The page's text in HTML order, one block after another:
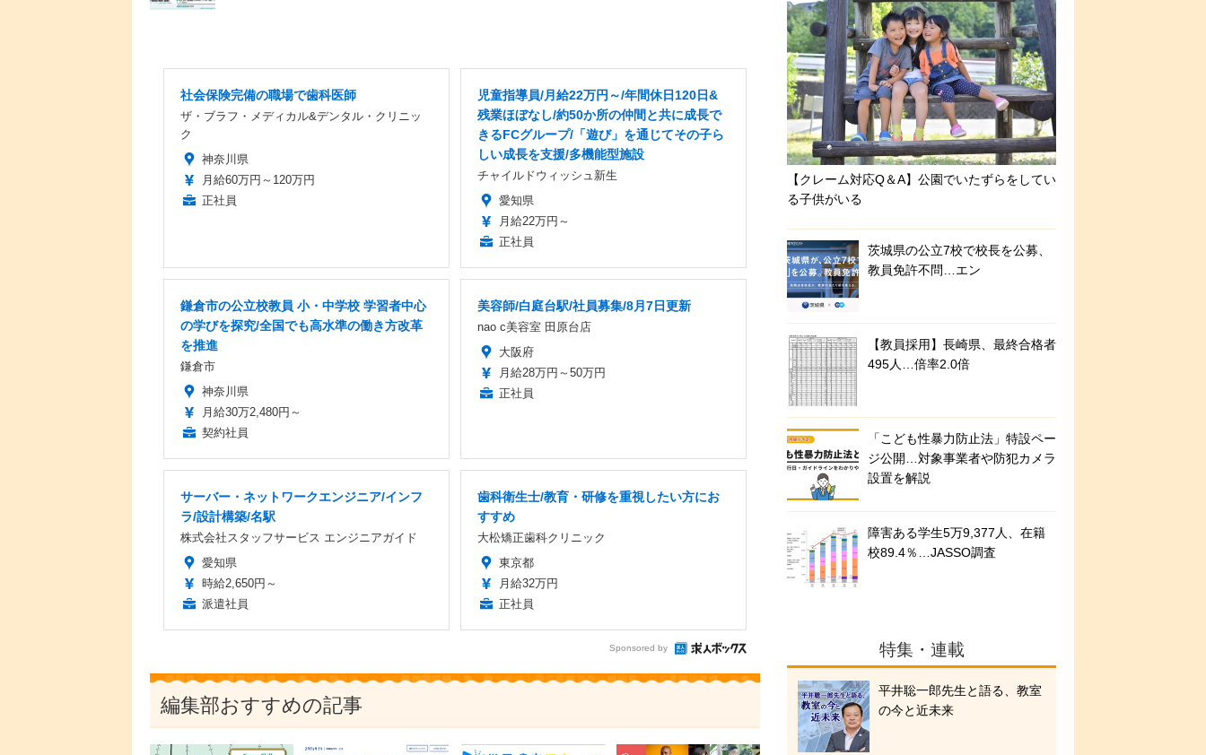
社会保険完備の職場で歯科医師
ザ・ブラフ・メディカル&デンタル・クリニッ
ク
神奈川県
月給60万円～120万円
正社員
児童指導員/月給22万円～/年間休日120日&
残業ほぼなし/約50か所の仲間と共に成長で
きるFCグループ/「遊び」を通じてその子ら
しい成長を支援/多機能型施設
チャイルドウィッシュ新生
愛知県
月給22万円～
正社員
鎌倉市の公立校教員 小・中学校 学習者中心
の学びを探究/全国でも高水準の働き方改革
を推進
鎌倉市
神奈川県
月給30万2,480円～
契約社員
美容師/白庭台駅/社員募集/8月7日更新
nao c美容室 田原台店
大阪府
月給28万円～50万円
正社員
サーバー・ネットワークエンジニア/インフ
ラ/設計構築/名駅
株式会社スタッフサービス エンジニアガイド
愛知県
時給2,650円～
派遣社員
歯科衛生士/教育・研修を重視したい方にお
すすめ
大松矯正歯科クリニック
東京都
月給32万円
正社員
Sponsored by
編集部おすすめの記事
【クレーム対応Q＆A】公園でいたずらをしてい
る子供がいる
茨城県の公立7校で校長を公募、
教員免許不問…エン
【教員採用】長崎県、最終合格者
495人…倍率2.0倍
「こども性暴力防止法」特設ペー
ジ公開…対象事業者や防犯カメラ
設置を解説
障害ある学生5万9,377人、在籍
校89.4％…JASSO調査
特集・連載
平井聡一郎先生と語る、教室
の今と近未来